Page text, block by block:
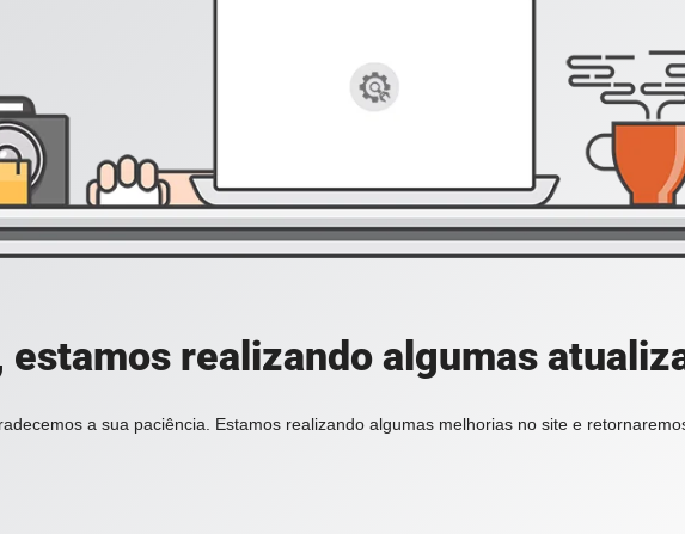
estamos realizando algumas
a sua paciência. Estamos realizando algumas melhorias no site e